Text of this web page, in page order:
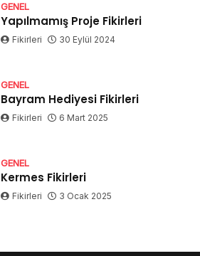
GENEL
Yapılmamış Proje Fikirleri
Fikirleri 30 Eylül 2024
GENEL
Bayram Hediyesi Fikirleri
Fikirleri 6 Mart 2025
GENEL
Kermes Fikirleri
Fikirleri 3 Ocak 2025